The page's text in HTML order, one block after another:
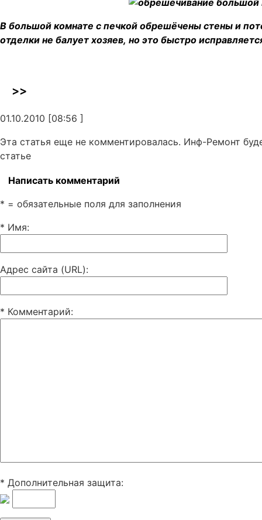
В большой комнате с печкой обрешёчены стены и
отделки не балует хозяев, но это быстро
>>
01.10.2010 [08:56 ]
Эта статья еще не комментировалась. Инф-Ремонт
статье
Написать комментарий
* = обязательные поля для заполнения
* Имя:
Адрес сайта (URL):
* Комментарий:
* Дополнительная защита: